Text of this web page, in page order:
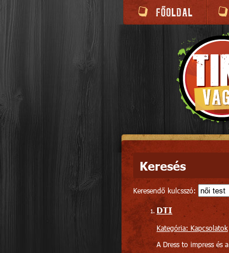
Keresés
Keresendő kulcsszó:
DTI
Kategória: Kapcsolatok
A Dress to impress és